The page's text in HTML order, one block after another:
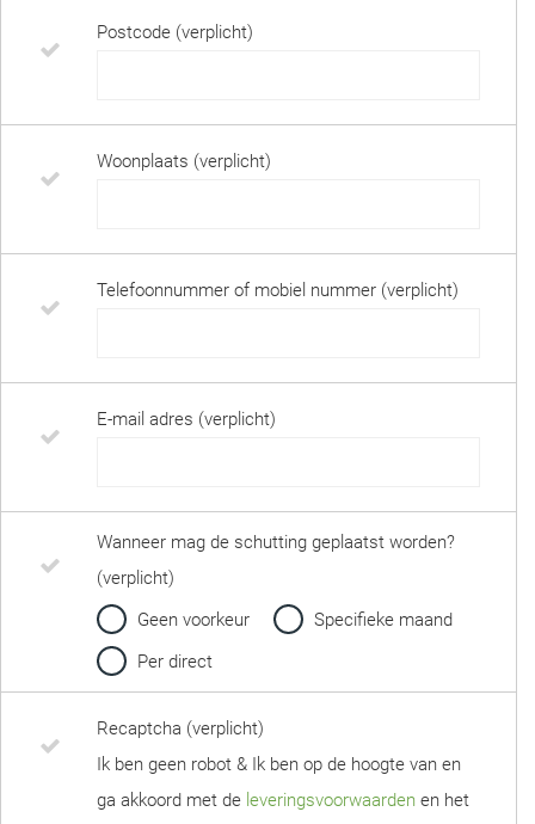
Postcode (verplicht)
Woonplaats (verplicht)
Telefoonnummer of mobiel nummer (verplicht)
E-mail adres (verplicht)
Wanneer mag de schutting geplaatst worden?
(verplicht)
Geen voorkeur
Specifieke maand
Per direct
Recaptcha (verplicht)
Ik ben geen robot & Ik ben op de hoogte van en
ga akkoord met de leveringsvoorwaarden en het